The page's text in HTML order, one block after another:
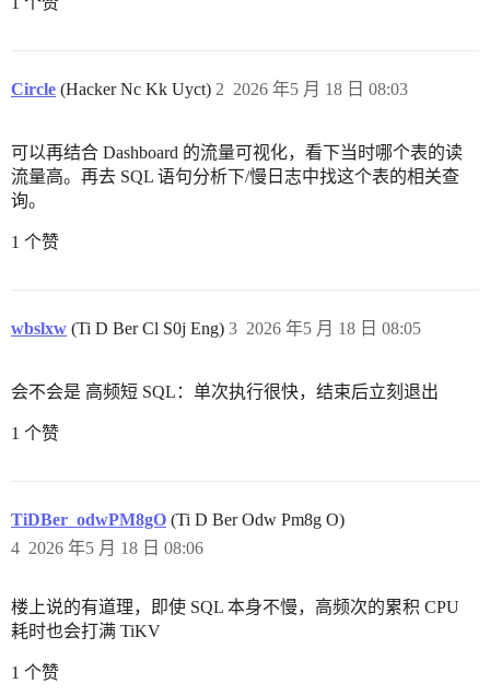
Circle (Hacker Nc Kk Uyct) 2026 年5 月 18 日 08:03
2
可以再结合 Dashboard 的流量可视化，看下当时哪个表的读
流量高。再去 SQL 语句分析下/慢日志中找这个表的相关查
询。
1 个赞
wbslxw (Ti D Ber Cl S0j Eng) 2026 年5 月 18 日 08:05
3
会不会是 高频短 SQL：单次执行很快，结束后立刻退出
1 个赞
TiDBer_odwPM8gO (Ti D Ber Odw Pm8g O)
2026 年5 月 18 日 08:06
4
楼上说的有道理，即使 SQL 本身不慢，高频次的累积 CPU
耗时也会打满 TiKV
1 个赞